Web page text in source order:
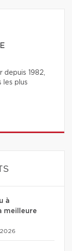
depuis 1982,
les plus
à
meilleure